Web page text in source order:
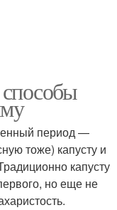
период —
тоже) капусту и
капусту
но еще не